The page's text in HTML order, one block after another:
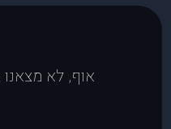
אוף, לא